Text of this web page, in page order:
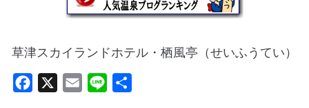
草津スカイランドホテル・栖風亭（せいふうてい）